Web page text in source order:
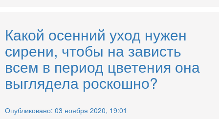
Какой осенний уход нужен
сирени, чтобы на зависть
всем в период цветения она
выглядела роскошно?
Опубликовано: 03 ноября 2020, 19:01